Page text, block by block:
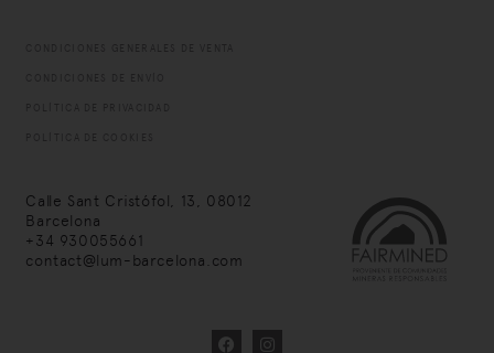
Calle Sant Cristófol, 13, 08012
Barcelona
+34 930055661
contact@lum-barcelona.com